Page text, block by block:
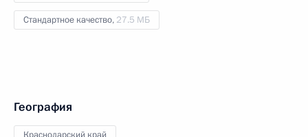
Стандартное качество, 27.5 МБ
География